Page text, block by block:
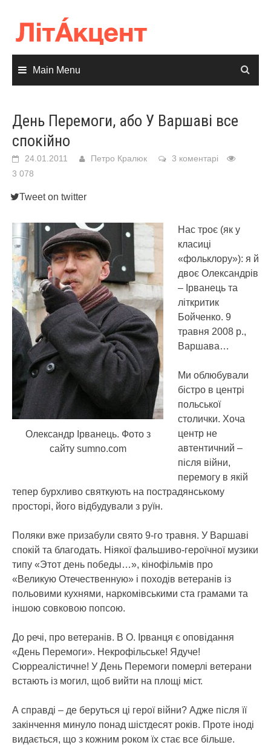
content
Main Menu
День Перемоги, або У Варшаві все
спокійно
24.01.2011 Петро Кралюк
3 коментарі
3 078
Tweet on twitter
Олександр Ірванець. Фото з
сайту sumno.com
Нас троє (як у
класиці
«фольклору»): я й
двоє Олександрів
– Ірванець та
літкритик
Бойченко. 9
травня 2008 р.,
Варшава…
Ми облюбували
бістро в центрі
польської
столички. Хоча
центр не
автентичний –
після війни,
перемогу в якій
тепер бурхливо святкують на пострадянському
просторі, його відбудували з руїн.
Поляки вже призабули свято 9-го травня. У Варшаві
спокій та благодать. Ніякої фальшиво-героїчної музики
типу «Этот день победы…», кінофільмів про
«Великую Отечественную» і походів ветеранів із
польовими кухнями, наркомівськими ста грамами та
іншою совковою попсою.
До речі, про ветеранів. В О. Ірванця є оповідання
«День Перемоги». Некрофільське! Ядуче!
Сюрреалістичне! У День Перемоги померлі ветерани
встають із могил, щоб вийти на площі міст.
А справді – де беруться ці герої війни? Адже після її
закінчення минуло понад шістдесят років. Проте іноді
видається, що з кожним роком їх стає все більше.